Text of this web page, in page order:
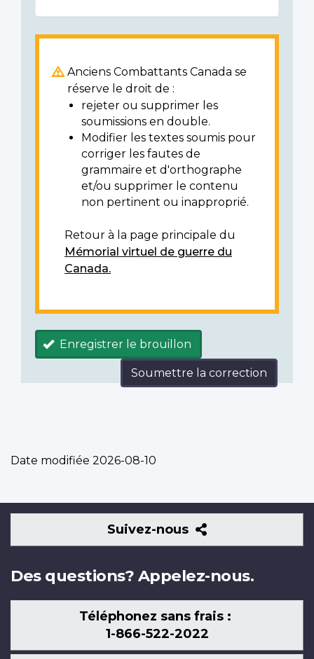
Anciens Combattants Canada se
réserve le droit de :
rejeter ou supprimer les
soumissions en double.
Modifier les textes soumis pour
corriger les fautes de
grammaire et d'orthographe
et/ou supprimer le contenu
non pertinent ou inapproprié.
Retour à la page principale du
Mémorial virtuel de guerre du
Canada.
Enregistrer le brouillon
Soumettre la correction
Date modifiée 2026-08-10
Suivez-nous
Suivez-
nous
Des questions? Appelez-nous.
Téléphonez sans frais :
1-866-522-2022